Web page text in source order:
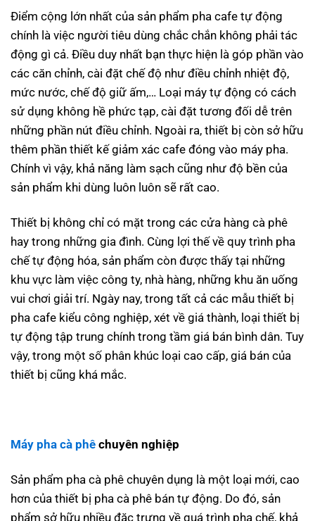
Điểm cộng lớn nhất của sản phẩm pha cafe tự động
chính là việc người tiêu dùng chắc chắn không phải tác
động gì cả. Điều duy nhất bạn thực hiện là góp phần vào
các căn chỉnh, cài đặt chế độ như điều chỉnh nhiệt độ,
mức nước, chế độ giữ ấm,… Loại máy tự động có cách
sử dụng không hề phức tạp, cài đặt tương đối dễ trên
những phần nút điều chỉnh. Ngoài ra, thiết bị còn sở hữu
thêm phần thiết kế giảm xác cafe đóng vào máy pha.
Chính vì vậy, khả năng làm sạch cũng như độ bền của
sản phẩm khi dùng luôn luôn sẽ rất cao.
Thiết bị không chỉ có mặt trong các cửa hàng cà phê
hay trong những gia đình. Cùng lợi thế về quy trình pha
chế tự động hóa, sản phẩm còn được thấy tại những
khu vực làm việc công ty, nhà hàng, những khu ăn uống
vui chơi giải trí. Ngày nay, trong tất cả các mẫu thiết bị
pha cafe kiểu công nghiệp, xét về giá thành, loại thiết bị
tự động tập trung chính trong tầm giá bán bình dân. Tuy
vậy, trong một số phân khúc loại cao cấp, giá bán của
thiết bị cũng khá mắc.
Máy pha cà phê chuyên nghiệp
Sản phẩm pha cà phê chuyên dụng là một loại mới, cao
hơn của thiết bị pha cà phê bán tự động. Do đó, sản
phẩm sở hữu nhiều đặc trưng về quá trình pha chế, khả